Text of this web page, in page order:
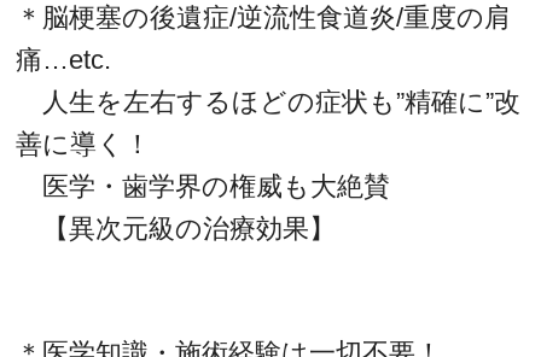
＊脳梗塞の後遺症/逆流性食道炎/重度の肩
痛…etc.
人生を左右するほどの症状も”精確に”改
善に導く！
医学・歯学界の権威も大絶賛
【異次元級の治療効果】